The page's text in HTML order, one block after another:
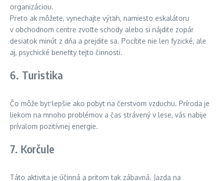
organizáciou.
Preto ak môžete, vynechajte výťah, namiesto eskalátoru
v obchodnom centre zvoľte schody alebo si nájdite zopár
desiatok minút z dňa a prejdite sa. Pocítite nie len fyzické, ale
aj, psychické benefity tejto činnosti.
6. Turistika
Čo môže byť lepšie ako pobyt na čerstvom vzduchu. Príroda je
liekom na mnoho problémov a čas strávený v lese, vás nabije
prívalom pozitívnej energie.
7. Korčule
Táto aktivita je účinná a pritom tak zábavná. Jazda na